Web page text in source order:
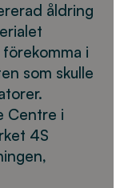
åldring
i
som skulle
Centre i
4S